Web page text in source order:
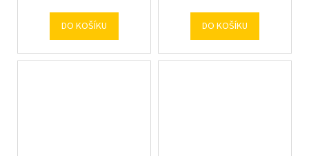
DO KOŠÍKU DO KOŠÍKU